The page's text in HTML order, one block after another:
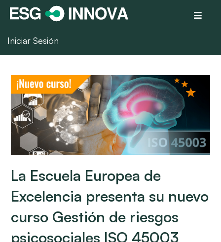
Iniciar Sesión
La Escuela Europea de
Excelencia presenta su nuevo
curso Gestión de riesgos
psicosociales ISO 45003